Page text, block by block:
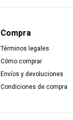
Compra
Términos legales
Cómo comprar
Envíos y devoluciones
Condiciones de compra